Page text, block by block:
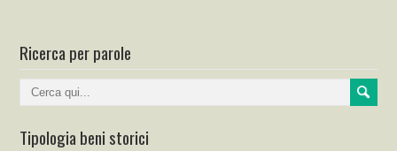
Ricerca per parole
Tipologia beni storici